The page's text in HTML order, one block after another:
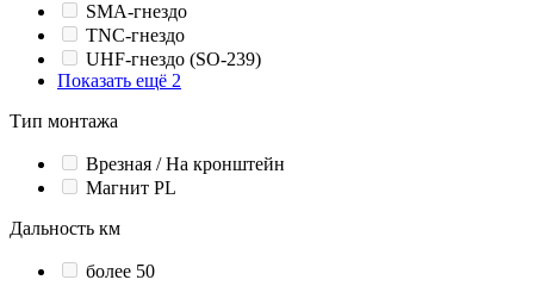
SMA-гнездо
TNC-гнездо
UHF-гнездо (SO-239)
Показать ещё 2
Тип монтажа
Врезная / На кронштейн
Магнит PL
Дальность км
более 50